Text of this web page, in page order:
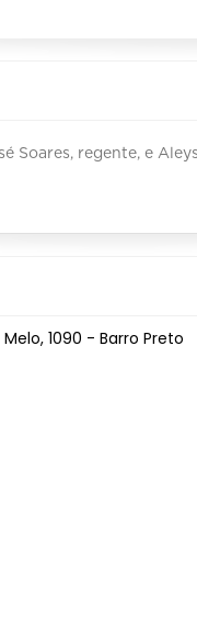
Soares, regente, e
1090 - Barro Preto